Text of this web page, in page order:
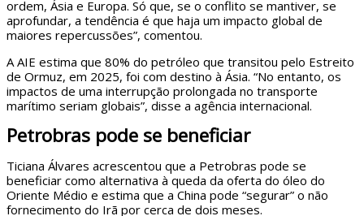
ordem, Ásia e Europa. Só que, se o conflito se mantiver, se
aprofundar, a tendência é que haja um impacto global de
maiores repercussões”, comentou.
A AIE estima que 80% do petróleo que transitou pelo Estreito
de Ormuz, em 2025, foi com destino à Ásia. “No entanto, os
impactos de uma interrupção prolongada no transporte
marítimo seriam globais”, disse a agência internacional.
Petrobras pode se beneficiar
Ticiana Álvares acrescentou que a Petrobras pode se
beneficiar como alternativa à queda da oferta do óleo do
Oriente Médio e estima que a China pode “segurar” o não
fornecimento do Irã por cerca de dois meses.